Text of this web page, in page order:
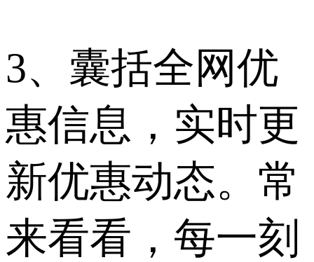
3、囊括全网优
惠信息，实时更
新优惠动态。常
来看看，每一刻